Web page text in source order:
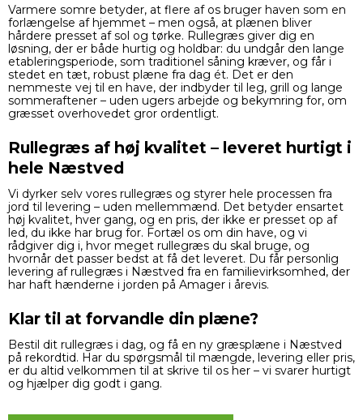
Varmere somre betyder, at flere af os bruger haven som en
forlængelse af hjemmet – men også, at plænen bliver
hårdere presset af sol og tørke. Rullegræs giver dig en
løsning, der er både hurtig og holdbar: du undgår den lange
etableringsperiode, som traditionel såning kræver, og får i
stedet en tæt, robust plæne fra dag ét. Det er den
nemmeste vej til en have, der indbyder til leg, grill og lange
sommeraftener – uden ugers arbejde og bekymring for, om
græsset overhovedet gror ordentligt.
Rullegræs af høj kvalitet – leveret hurtigt i
hele Næstved
Vi dyrker selv vores rullegræs og styrer hele processen fra
jord til levering – uden mellemmænd. Det betyder ensartet
høj kvalitet, hver gang, og en pris, der ikke er presset op af
led, du ikke har brug for. Fortæl os om din have, og vi
rådgiver dig i, hvor meget rullegræs du skal bruge, og
hvornår det passer bedst at få det leveret. Du får personlig
levering af rullegræs i Næstved fra en familievirksomhed, der
har haft hænderne i jorden på Amager i årevis.
Klar til at forvandle din plæne?
Bestil dit rullegræs i dag, og få en ny græsplæne i Næstved
på rekordtid. Har du spørgsmål til mængde, levering eller pris,
er du altid velkommen til at skrive til os her – vi svarer hurtigt
og hjælper dig godt i gang.